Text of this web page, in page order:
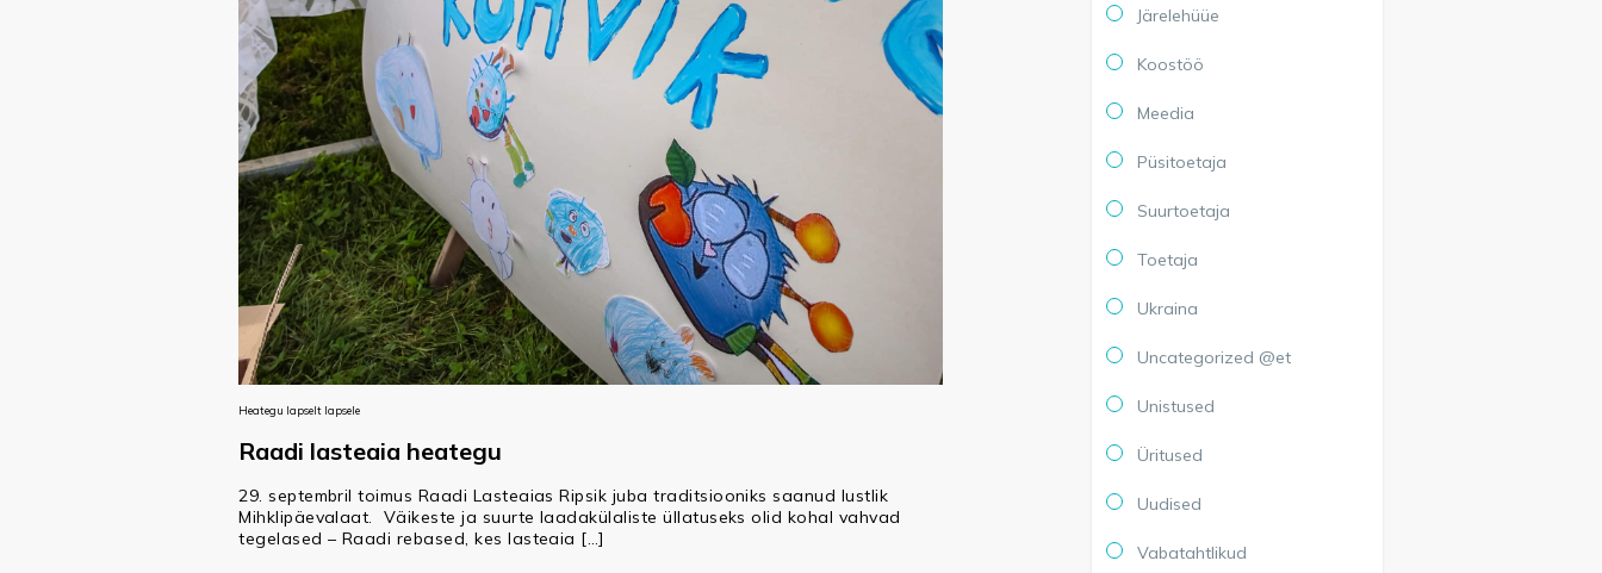
Heategu lapselt lapsele
Raadi lasteaia heategu
29. septembril toimus Raadi Lasteaias Ripsik juba traditsiooniks saanud lustlik
Mihklipäevalaat. Väikeste ja suurte laadakülaliste üllatuseks olid kohal vahvad
tegelased – Raadi rebased, kes lasteaia […]
Järelehüüe
Koostöö
Meedia
Püsitoetaja
Suurtoetaja
Toetaja
Ukraina
Uncategorized @et
Unistused
Üritused
Uudised
Vabatahtlikud